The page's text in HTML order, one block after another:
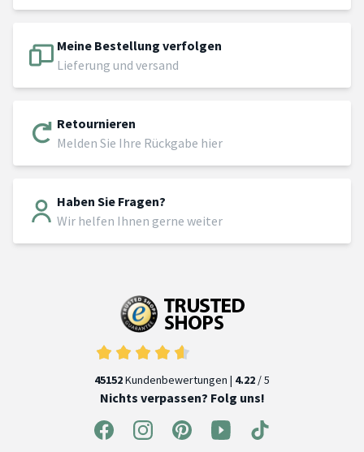
Meine Bestellung verfolgen
Lieferung und versand
Retournieren
Melden Sie Ihre Rückgabe hier
Haben Sie Fragen?
Wir helfen Ihnen gerne weiter
45152Kundenbewertungen | 4.22 / 5
Nichts verpassen? Folg uns!